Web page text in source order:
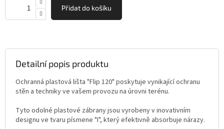
Přidat do košíku
Detailní popis produktu
Ochranná plastová lišta "Flip 120" poskytuje vynikající ochranu
stěn a techniky ve vašem provozu na úrovni terénu.
Tyto odolné plastové zábrany jsou vyrobeny v inovativním
designu ve tvaru písmene "I", který efektivně absorbuje nárazy.